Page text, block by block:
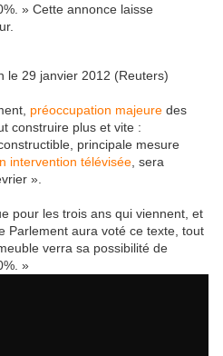
» Cette annonce laisse
le 29 janvier 2012 (Reuters)
préoccupation majeure des
construire plus et vite :
principale mesure
intervention télévisée , sera
».
pour les trois ans qui viennent, et
Parlement aura voté ce texte, tout
verra sa possibilité de
»